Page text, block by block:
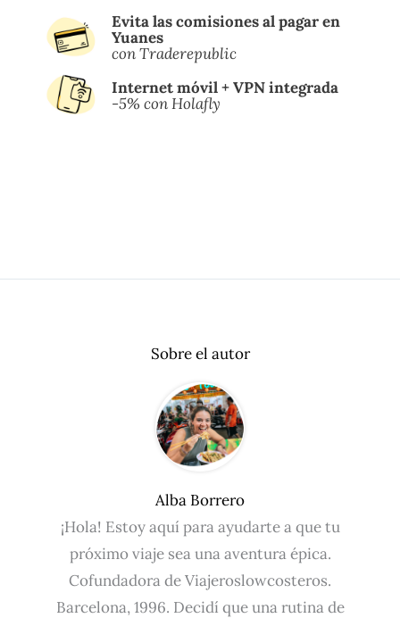
Evita las comisiones al pagar en
Yuanes
con Traderepublic
Internet móvil + VPN integrada
-5% con Holafly
Sobre el autor
Alba Borrero
¡Hola! Estoy aquí para ayudarte a que tu
próximo viaje sea una aventura épica.
Cofundadora de Viajeroslowcosteros.
Barcelona, 1996. Decidí que una rutina de